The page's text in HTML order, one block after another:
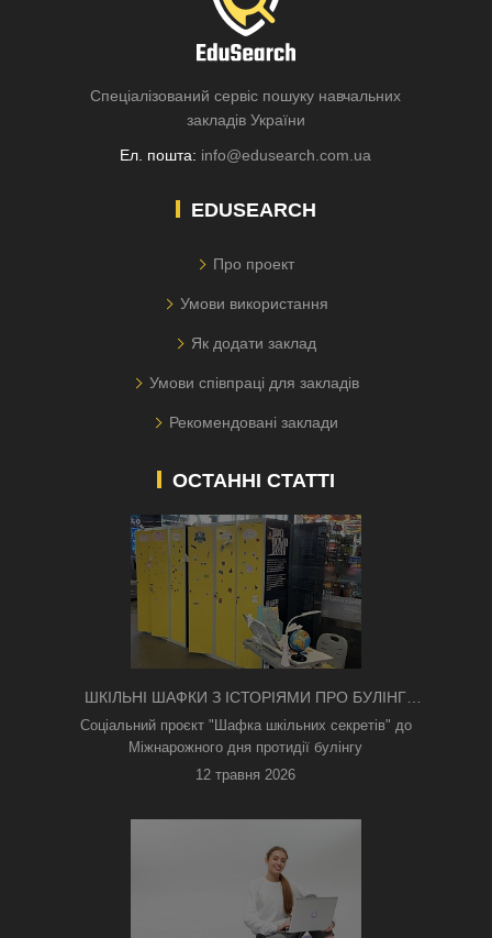
Спеціалізований сервіс пошуку навчальних
закладів України
Ел. пошта: info@edusearch.com.ua
EDUSEARCH
Про проект
Умови використання
Як додати заклад
Умови співпраці для закладів
Рекомендовані заклади
ОСТАННІ СТАТТІ
ШКІЛЬНІ ШАФКИ З ІСТОРІЯМИ ПРО БУЛІНГ
З'ЯВИЛИСЯ В КИЄВІ
Соціальний проєкт "Шафка шкільних секретів" до
Міжнарожного дня протидії булінгу
12 травня 2026